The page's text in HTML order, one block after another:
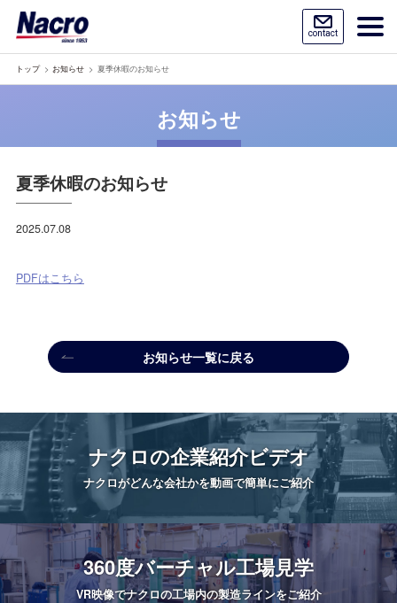
contact
トップ お知らせ 夏季休暇のお知らせ
お知らせ
夏季休暇のお知らせ
2025.07.08
PDFはこちら
お知らせ一覧に戻る
ナクロの企業紹介ビデオ
ナクロがどんな会社かを動画で簡単にご紹介
360度バーチャル工場見学
VR映像でナクロの工場内の製造ラインをご紹介